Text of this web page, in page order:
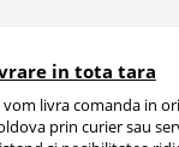
in tota tara
vom livra comanda in
prin curier sau